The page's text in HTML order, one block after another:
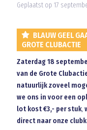
Geplaatst op 17
BLAUW GEEL
GROTE CLUBACTIE
Zaterdag 18
van de Grote
natuurlijk zoveel
we ons in voor een
lot kost €3,- per stuk,
direct naar onze